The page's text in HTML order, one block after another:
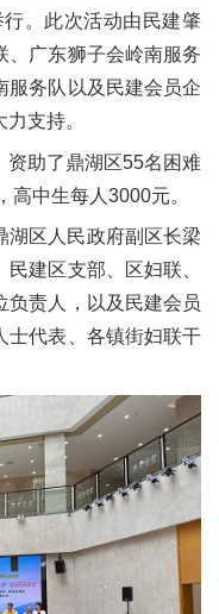
。此次活动由民建肇
、广东狮子会岭南服务
服务队以及民建会员企
支持。
资助了鼎湖区55名困难
中生每人3000元。
湖区人民政府副区长梁
建区支部、区妇联、
负责人，以及民建会员
士代表、各镇街妇联干